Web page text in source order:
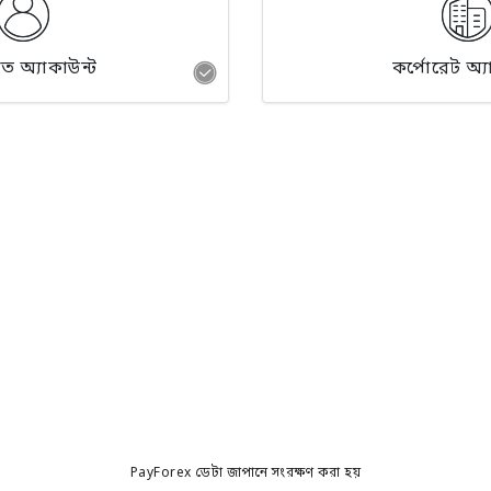
অ্যাকাউন্ট কর্পোরেট
PayForex ডেটা জাপানে সংরক্ষণ করা হয়